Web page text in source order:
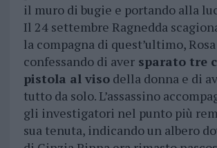
il muro di bugie e portando alla
Il 24 settembre Ragnedda
la compagna di quest’ultimo,
confessando di aversparato tre
pistola al visodella donna e di
tutto da solo. L’assassino
gli investigatori nel punto più
sua tenuta, indicando un albero